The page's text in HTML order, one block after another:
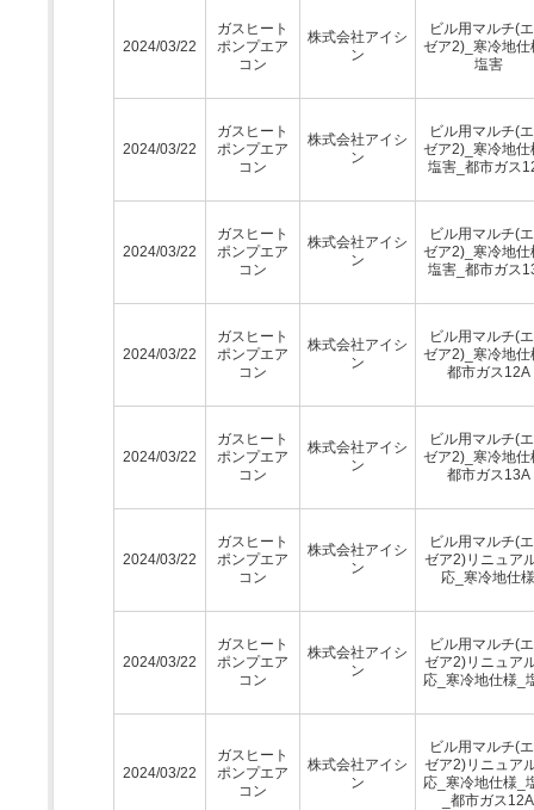
2024/03/22
ガスヒート
ポンプエア
コン
株式会社アイシ
ン
ビル用マルチ(
ゼア2)_寒冷地仕
塩害
2024/03/22
ガスヒート
ポンプエア
コン
株式会社アイシ
ン
ビル用マルチ(
ゼア2)_寒冷地仕
塩害_都市ガス
2024/03/22
ガスヒート
ポンプエア
コン
株式会社アイシ
ン
ビル用マルチ(
ゼア2)_寒冷地仕
塩害_都市ガス
2024/03/22
ガスヒート
ポンプエア
コン
株式会社アイシ
ン
ビル用マルチ(
ゼア2)_寒冷地仕
都市ガス12A
2024/03/22
ガスヒート
ポンプエア
コン
株式会社アイシ
ン
ビル用マルチ(
ゼア2)_寒冷地仕
都市ガス13A
2024/03/22
ガスヒート
ポンプエア
コン
株式会社アイシ
ン
ビル用マルチ(
ゼア2)リニュア
応_寒冷地仕様
2024/03/22
ガスヒート
ポンプエア
コン
株式会社アイシ
ン
ビル用マルチ(
ゼア2)リニュア
応_寒冷地仕様_
2024/03/22
ガスヒート
ポンプエア
コン
株式会社アイシ
ン
ビル用マルチ(
ゼア2)リニュア
応_寒冷地仕様_
_都市ガス12A